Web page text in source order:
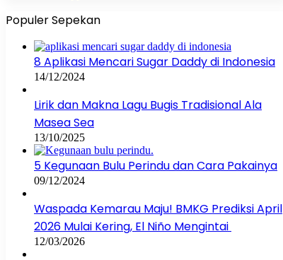
Populer Sepekan
8 Aplikasi Mencari Sugar Daddy di Indonesia
14/12/2024
Lirik dan Makna Lagu Bugis Tradisional Ala
Masea Sea
13/10/2025
5 Kegunaan Bulu Perindu dan Cara Pakainya
09/12/2024
Waspada Kemarau Maju! BMKG Prediksi April
2026 Mulai Kering, El Niño Mengintai
12/03/2026